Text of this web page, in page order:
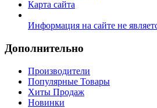
Карта сайта
Информация на сайте не
Дополнительно
Производители
Популярные Товары
Хиты Продаж
Новинки